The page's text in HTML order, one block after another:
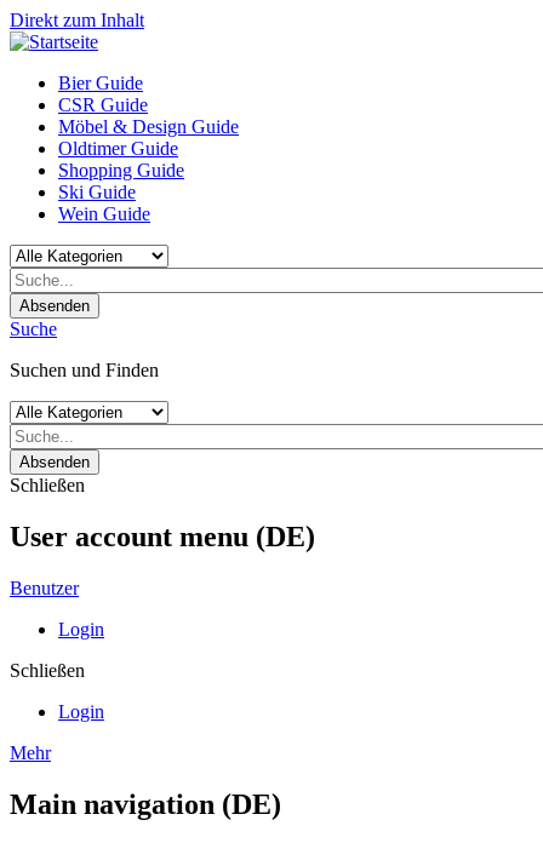
Direkt zum Inhalt
Bier Guide
CSR Guide
Möbel & Design Guide
Oldtimer Guide
Shopping Guide
Ski Guide
Wein Guide
Absenden
Suche
Suchen und Finden
Absenden
Schließen
User account menu (DE)
Benutzer
Login
Schließen
Login
Mehr
Main navigation (DE)